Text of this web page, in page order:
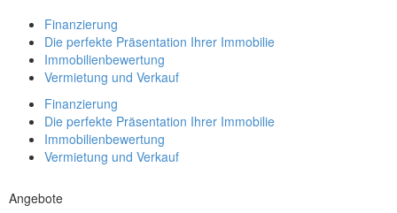
Finanzierung
Die perfekte Präsentation Ihrer Immobilie
Immobilienbewertung
Vermietung und Verkauf
Finanzierung
Die perfekte Präsentation Ihrer Immobilie
Immobilienbewertung
Vermietung und Verkauf
Angebote